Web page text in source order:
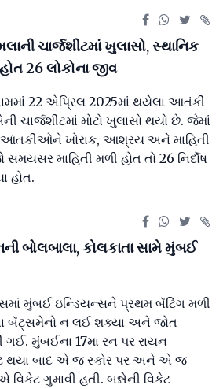
ચાર્જશીટમાં ખુલાસો, સ્થાનિક
26 લોકોના જીવ
22 એપ્રિલ 2025માં થયેલા આતંકી
મોટો ખુલાસો થયો છે. જેમાં
ખોરાક, આશ્રય અને માહિતી
માહિતી મળી હોત તો 26 નિર્દોષ
હોત.
બોલબાલા, કોલકાતા સામે મુંબઈ
મુંબઈ ઇન્ડિયન્સને પ્રથમ બૅટિંગ મળી
બૅટ્સમેનો ન લઈ શક્યા અને જોત
ગઈ. મુંબઈના 17મા રન પર રાયન
થયા બાદ એ જ સ્કોર પર અને એ જ
ગુમાવી હતી. બન્નેની વિકેટ